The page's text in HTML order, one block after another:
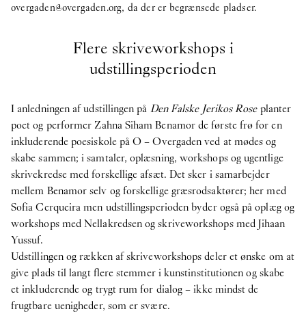
overgaden@overgaden.org, da der er begrænsede pladser.
Flere skriveworkshops i
udstillingsperioden
I anledningen af udstillingen på Den Falske Jerikos Roseplanter
poet og performer Zahna Siham Benamor de første frø for en
inkluderende poesiskole på O – Overgaden ved at mødes og
skabe sammen; i samtaler, oplæsning, workshops og ugentlige
skrivekredse med forskellige afsæt. Det sker i samarbejder
mellem Benamor selv og forskellige græsrodsaktører; her med
Sofia Cerqueira men udstillingsperioden byder også på oplæg og
workshops med Nellakredsen og skriveworkshops med Jihaan
Yussuf.
Udstillingen og rækken af skriveworkshops deler et ønske om at
give plads til langt flere stemmer i kunstinstitutionen og skabe
et inkluderende og trygt rum for dialog – ikke mindst de
frugtbare uenigheder, som er svære.